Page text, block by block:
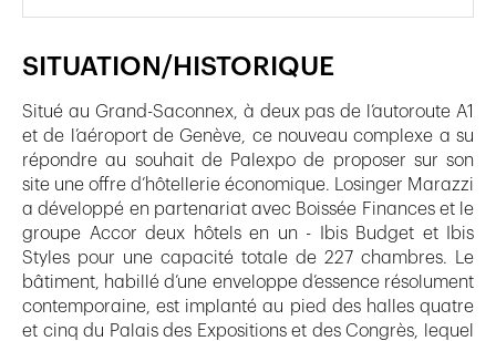
SITUATION/HISTORIQUE
Situé au Grand-Saconnex, à deux pas de l’autoroute A1
et de l’aéroport de Genève, ce nouveau complexe a su
répondre au souhait de Palexpo de proposer sur son
site une offre d’hôtellerie économique. Losinger Marazzi
a développé en partenariat avec Boissée Finances et le
groupe Accor deux hôtels en un - Ibis Budget et Ibis
Styles pour une capacité totale de 227 chambres. Le
bâtiment, habillé d’une enveloppe d’essence résolument
contemporaine, est implanté au pied des halles quatre
et cinq du Palais des Expositions et des Congrès, lequel